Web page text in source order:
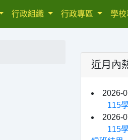
行政組織 行政專區 學校
近月內
2026-
115
2026-
115